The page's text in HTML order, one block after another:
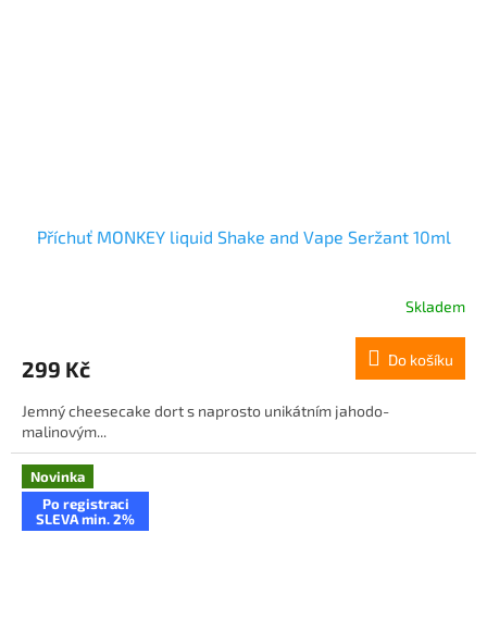
Příchuť MONKEY liquid Shake and Vape Seržant 10ml
Skladem
299 Kč Do košíku
Jemný cheesecake dort s naprosto unikátním jahodo-
malinovým...
Novinka
Po registraci
SLEVA min. 2%